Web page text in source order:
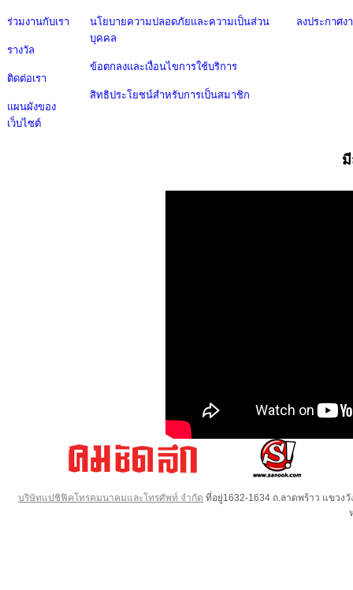
ร่วมงานกับเรา
รางวัล
ติดต่อเรา
แผนผังของ
เว็บไซต์
นโยบายความปลอดภัยและความเป็นส่วน
บุคคล
ข้อตกลงและเงื่อนไขการใช้บริการ
สิทธิประโยชน์สำหรับการเป็นสมาชิก
ลงประกาศง
บริษัทแปซิฟิคโทรคมนาคมและโทรศัพท์ จำกัด ที่อยู่1632-1634 ถ.ลาดพร้าว แขวง